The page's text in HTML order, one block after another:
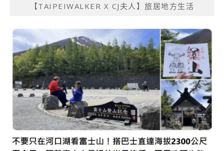
【TAIPEIWALKER X CJ夫人】旅居地方生活